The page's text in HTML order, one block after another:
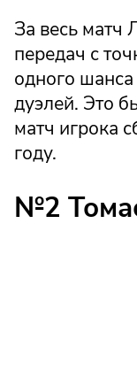
За весь матч
передач с
одного
дуэлей. Это
матч игрока
году.
№2